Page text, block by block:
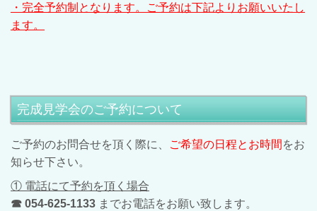
・完全予約制となります。ご予約は下記よりお願いいたし
ます。
完成見学会のご予約について
ご予約のお問合せを頂く際に、 ご希望の日程とお時間 をお
知らせ下さい。
① 電話にて予約を頂く場合
☎ 054-625-1133 までお電話をお願い致します。